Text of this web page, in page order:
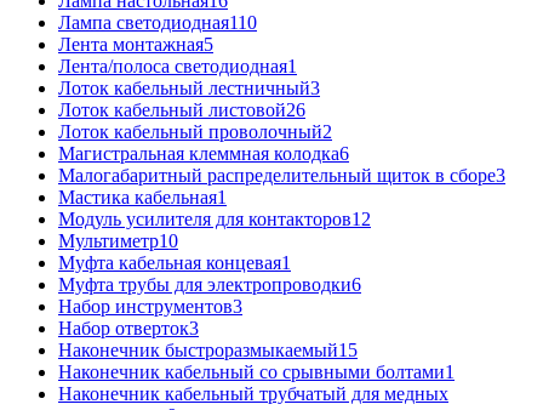
Лампа светодиодная110
Лента монтажная5
Лента/полоса светодиодная1
Лоток кабельный лестничный3
Лоток кабельный листовой26
Лоток кабельный проволочный2
Магистральная клеммная колодка6
Малогабаритный распределительный щиток в сборе3
Мастика кабельная1
Модуль усилителя для контакторов12
Мультиметр10
Муфта кабельная концевая1
Муфта трубы для электропроводки6
Набор инструментов3
Набор отверток3
Наконечник быстроразмыкаемый15
Наконечник кабельный со срывными болтами1
Наконечник кабельный трубчатый для медных